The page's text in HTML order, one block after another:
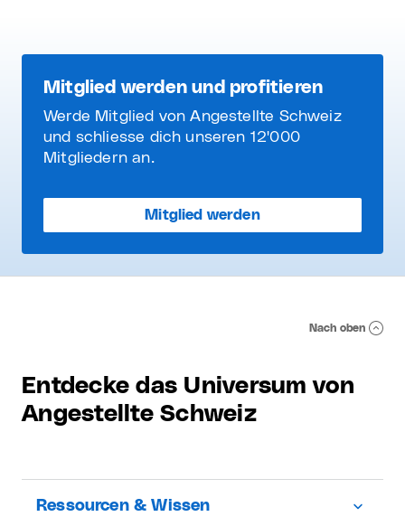
Mitglied werden und profitieren
Werde Mitglied von Angestellte Schweiz
und schliesse dich unseren 12'000
Mitgliedern an.
Mitglied werden
Nach oben
Entdecke das Universum von
Angestellte Schweiz
Ressourcen & Wissen